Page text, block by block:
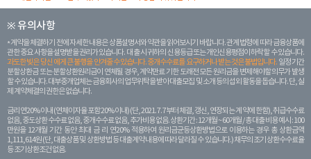
※ 유의사항
계약을 체결하기 전에 자세한 내용은 상품설명서와 약관을 읽어보시기 바랍니다. 관계 법령에 따라 금융상품에
관한 중요 사항을 설명받을 권리가 있습니다. 대 출 시 귀하의 신용등급 또는 개인신용평점이 하락할 수 있습니다.
과도한 빚은 당신 에게 큰 불행을 안겨줄 수 있습니다. 중개수수료를 요구하거나 받는 것은 불법입니다. 일정 기간
분할상환금 또는 분할상환원리금이 연체될 경우, 계약만료 기한 도래전 모든 원리금을 변제해야할 의무가 발생
할 수 있습니다. 대부중개업체는 금융회사의 업무위탁을 받아 대출모집 및 소개 등의 섭외 활동을 돕습니다. 단, 실
제 계약체결의 권한은 없습니다.
금리 연20% 이내 (연체이자율 포함 20% 이내) (단, 2021. 7. 7부터 체결, 갱신, 연장되는 계 약에 한함), 취급수수료
없음, 중도상환 수수료 없음, 중개수수료 없음, 추가비용 없음. 상환기간 : 12개월 ~ 60개월 / 총 대출 비용 예시 : 100
만원을 12개월 기간 동안 최대 금 리 연20% 적용하여 원리금균등상환방법으로 이용하는 경우 총 상환금액
1,111,614원 (단, 대출상품 및 상환방법 등 대출계약 내용에 따라 달라질 수 있습니다.) 채무의 조기 상환수수료율
등 조기상환조건 없음.